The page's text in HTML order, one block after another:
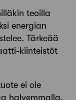
teoilla
energian
Tärkeää
kiinteistöt
ei ole
halvemmalla,